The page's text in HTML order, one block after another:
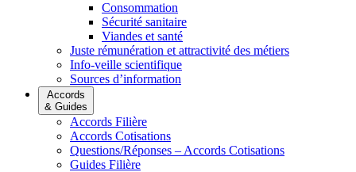
Consommation
Sécurité sanitaire
Viandes et santé
Juste rémunération et attractivité des métiers
Info-veille scientifique
Sources d’information
Accords
& Guides
Accords Filière
Accords Cotisations
Questions/Réponses – Accords Cotisations
Guides Filière